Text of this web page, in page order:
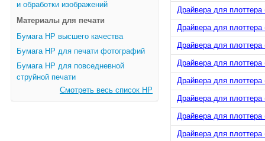
и обработки изображений
Материалы для печати
Бумага HP высшего качества
Бумага HP для печати фотографий
Бумага HP для повседневной
струйной печати
Смотреть весь список HP
Драйвера для
Драйвера для
Драйвера для
Драйвера для
Драйвера для
Драйвера для
Драйвера для
Драйвера для